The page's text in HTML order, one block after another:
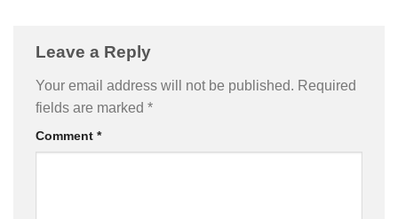
Leave a Reply
Your email address will not be published. Required
fields are marked *
Comment *